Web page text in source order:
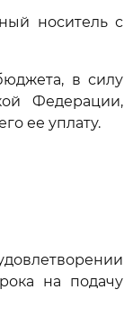
носитель с
в силу
Федерации,
ее уплату.
на подачу